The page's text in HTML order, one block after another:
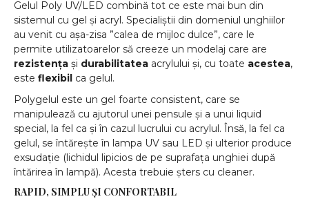
Gelul Poly UV/LED combină tot ce este mai bun din
sistemul cu gel și acryl. Specialiștii din domeniul unghiilor
au venit cu așa-zisa ”calea de mijloc dulce”, care le
permite utilizatoarelor să creeze un modelaj care are
rezistența și durabilitatea acrylului și, cu toate acestea,
este flexibil ca gelul.
Polygelul este un gel foarte consistent, care se
manipulează cu ajutorul unei pensule și a unui liquid
special, la fel ca și în cazul lucrului cu acrylul. Însă, la fel ca
gelul, se întărește în lampa UV sau LED și ulterior produce
exsudație (lichidul lipicios de pe suprafața unghiei după
întărirea în lampă). Acesta trebuie șters cu cleaner.
RAPID, SIMPLU ȘI CONFORTABIL